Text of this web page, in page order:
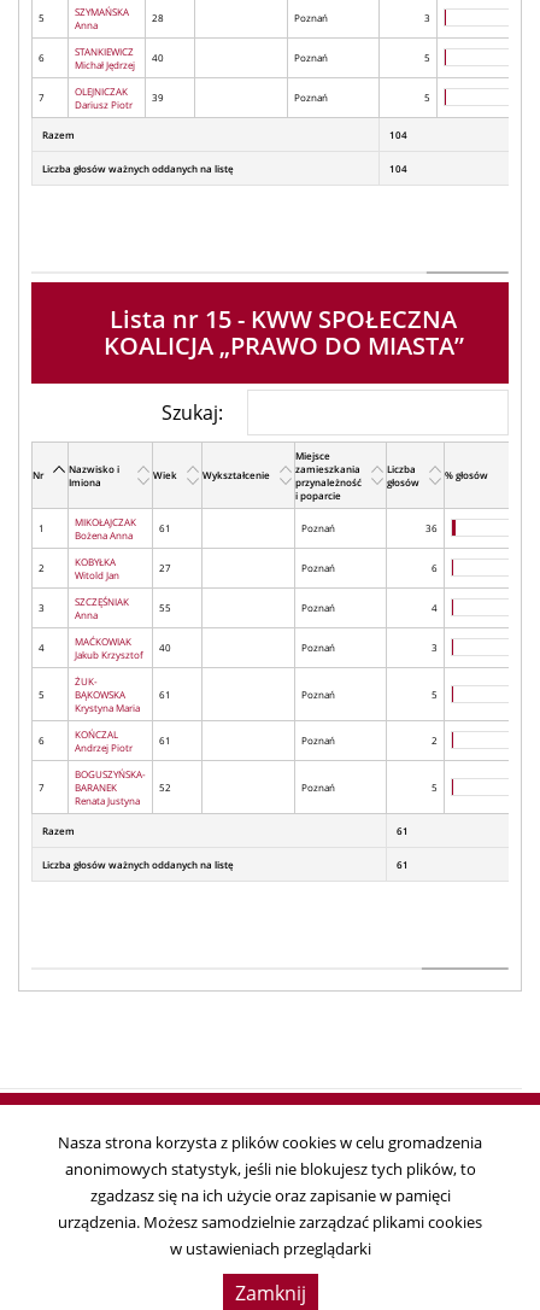
5
SZYMAŃSKA
Anna
28 Poznań 3
6
STANKIEWICZ
Michał Jędrzej
40 Poznań 5
7
OLEJNICZAK
Dariusz Piotr
39 Poznań 5
Razem 104
Liczba głosów ważnych oddanych na listę 104
Lista nr 15 - KWW SPOŁECZNA
KOALICJA „PRAWO DO MIASTA”
Szukaj:
Nr
Nazwisko i
Imiona
Wiek Wykształcenie
Miejsce
zamieszkania
przynależność
i poparcie
Liczba
głosów
% głosów
1
MIKOŁAJCZAK
Bożena Anna
61 Poznań 36
2
KOBYŁKA
Witold Jan
27 Poznań 6
3
SZCZĘŚNIAK
Anna
55 Poznań 4
4
MAĆKOWIAK
Jakub Krzysztof
40 Poznań 3
5
ŻUK-
BĄKOWSKA
Krystyna Maria
61 Poznań 5
6
KOŃCZAL
Andrzej Piotr
61 Poznań 2
7
BOGUSZYŃSKA-
BARANEK
Renata Justyna
52 Poznań 5
Razem 61
Liczba głosów ważnych oddanych na listę 61
Copyright © 2018
Państwowa Komisja Wyborcza, ul. Wiejska 10, 00-902 Warszawa, tel. 22
695 25 44, fax. 22 629 39 59
Nasza strona korzysta z plików cookies w celu gromadzenia
anonimowych statystyk, jeśli nie blokujesz tych plików, to
zgadzasz się na ich użycie oraz zapisanie w pamięci
urządzenia. Możesz samodzielnie zarządzać plikami cookies
w ustawieniach przeglądarki
Zamknij